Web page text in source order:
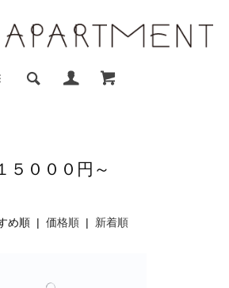
５０００円～
め順 | 価格順 | 新着順